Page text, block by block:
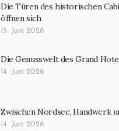
Die Türen des historischen
öffnen sich
15. Juni 2026
Die Genusswelt des Grand
14. Juni 2026
Zwischen Nordsee, Handwerk
14. Juni 2026